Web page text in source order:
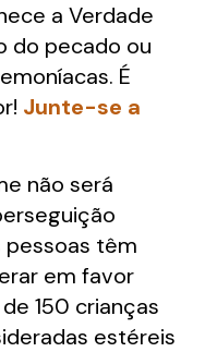
a Verdade
do pecado ou
É
Junte-se a
não será
pessoas têm
em favor
150 crianças
estéreis